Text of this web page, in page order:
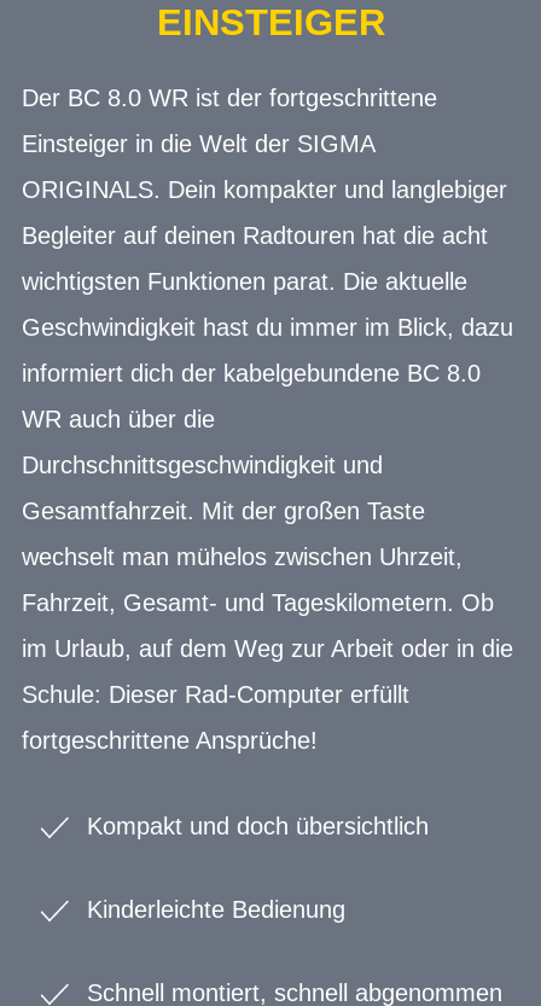
EINSTEIGER
Der BC 8.0 WR ist der fortgeschrittene
Einsteiger in die Welt der SIGMA
ORIGINALS. Dein kompakter und langlebiger
Begleiter auf deinen Radtouren hat die acht
wichtigsten Funktionen parat. Die aktuelle
Geschwindigkeit hast du immer im Blick, dazu
informiert dich der kabelgebundene BC 8.0
WR auch über die
Durchschnittsgeschwindigkeit und
Gesamtfahrzeit. Mit der großen Taste
wechselt man mühelos zwischen Uhrzeit,
Fahrzeit, Gesamt- und Tageskilometern. Ob
im Urlaub, auf dem Weg zur Arbeit oder in die
Schule: Dieser Rad-Computer erfüllt
fortgeschrittene Ansprüche!
Kompakt und doch übersichtlich
Kinderleichte Bedienung
Schnell montiert, schnell abgenommen